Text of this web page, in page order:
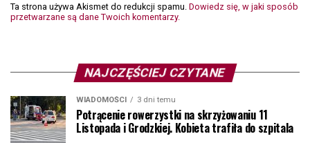
Ta strona używa Akismet do redukcji spamu. Dowiedz się, w jaki sposób
przetwarzane są dane Twoich komentarzy.
NAJCZĘŚCIEJ CZYTANE
WIADOMOŚCI 3 dni temu
Potrącenie rowerzystki na skrzyżowaniu 11
Listopada i Grodzkiej. Kobieta trafiła do szpitala